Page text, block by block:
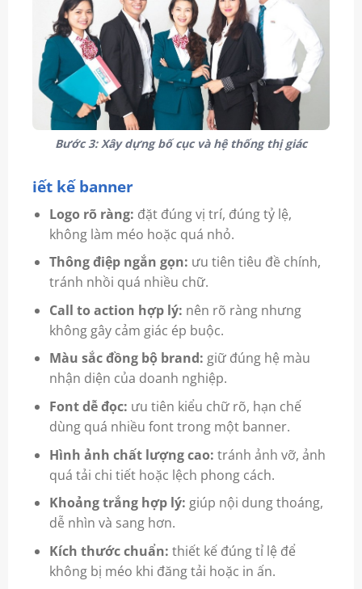
Bước 3: Xây dựng bố cục và hệ thống thị giác
iết kế banner
Logo rõ ràng: đặt đúng vị trí, đúng tỷ lệ,
không làm méo hoặc quá nhỏ.
Thông điệp ngắn gọn: ưu tiên tiêu đề chính,
tránh nhồi quá nhiều chữ.
Call to action hợp lý: nên rõ ràng nhưng
không gây cảm giác ép buộc.
Màu sắc đồng bộ brand: giữ đúng hệ màu
nhận diện của doanh nghiệp.
Font dễ đọc: ưu tiên kiểu chữ rõ, hạn chế
dùng quá nhiều font trong một banner.
Hình ảnh chất lượng cao: tránh ảnh vỡ, ảnh
quá tải chi tiết hoặc lệch phong cách.
Khoảng trắng hợp lý: giúp nội dung thoáng,
dễ nhìn và sang hơn.
Kích thước chuẩn: thiết kế đúng tỉ lệ để
không bị méo khi đăng tải hoặc in ấn.